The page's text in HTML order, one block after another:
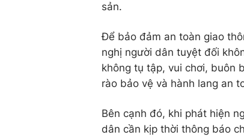
sản.
Để bảo đảm an toàn giao
nghị người dân tuyệt đối
không tụ tập, vui chơi, buôn
rào bảo vệ và hành lang an
Bên cạnh đó, khi phát hiện
dân cần kịp thời thông báo